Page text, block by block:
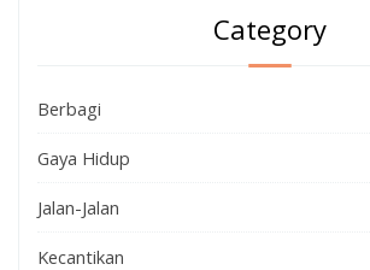
Category
Berbagi
Gaya Hidup
Jalan-Jalan
Kecantikan